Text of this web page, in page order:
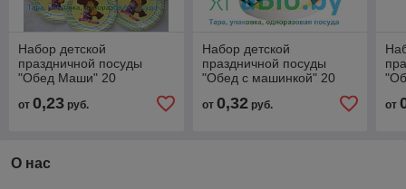
Набор детской
праздничной посуды
"Обед Маши" 20
высококачественного
от 0,23 руб.
Набор детской
праздничной посуды
"Обед с машинкой" 20
высококачественного
от 0,32руб. от
О нас